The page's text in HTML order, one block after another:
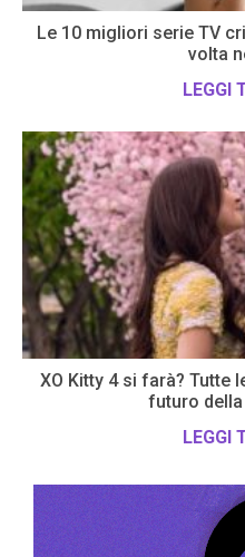
Le 10 migliori serie TV
volta
LEGGI
XO Kitty 4 si farà? Tutte
futuro
LEGGI